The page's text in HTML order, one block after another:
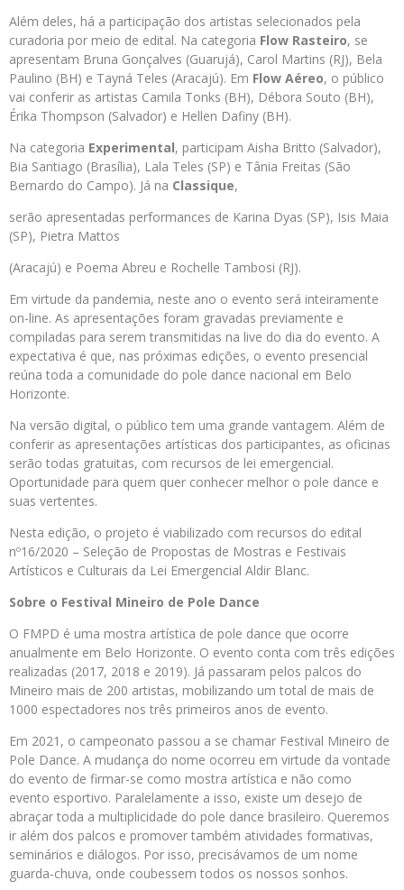
Além deles, há a participação dos artistas selecionados pela
curadoria por meio de edital. Na categoria Flow Rasteiro, se
apresentam Bruna Gonçalves (Guarujá), Carol Martins (RJ), Bela
Paulino (BH) e Tayná Teles (Aracajú). Em Flow Aéreo, o público
vai conferir as artistas Camila Tonks (BH), Débora Souto (BH),
Érika Thompson (Salvador) e Hellen Dafiny (BH).
Na categoria Experimental, participam Aisha Britto (Salvador),
Bia Santiago (Brasília), Lala Teles (SP) e Tânia Freitas (São
Bernardo do Campo). Já na Classique,
serão apresentadas performances de Karina Dyas (SP), Isis Maia
(SP), Pietra Mattos
(Aracajú) e Poema Abreu e Rochelle Tambosi (RJ).
Em virtude da pandemia, neste ano o evento será inteiramente
on-line. As apresentações foram gravadas previamente e
compiladas para serem transmitidas na live do dia do evento. A
expectativa é que, nas próximas edições, o evento presencial
reúna toda a comunidade do pole dance nacional em Belo
Horizonte.
Na versão digital, o público tem uma grande vantagem. Além de
conferir as apresentações artísticas dos participantes, as oficinas
serão todas gratuitas, com recursos de lei emergencial.
Oportunidade para quem quer conhecer melhor o pole dance e
suas vertentes.
Nesta edição, o projeto é viabilizado com recursos do edital
nº16/2020 – Seleção de Propostas de Mostras e Festivais
Artísticos e Culturais da Lei Emergencial Aldir Blanc.
Sobre o Festival Mineiro de Pole Dance
O FMPD é uma mostra artística de pole dance que ocorre
anualmente em Belo Horizonte. O evento conta com três edições
realizadas (2017, 2018 e 2019). Já passaram pelos palcos do
Mineiro mais de 200 artistas, mobilizando um total de mais de
1000 espectadores nos três primeiros anos de evento.
Em 2021, o campeonato passou a se chamar Festival Mineiro de
Pole Dance. A mudança do nome ocorreu em virtude da vontade
do evento de firmar-se como mostra artística e não como
evento esportivo. Paralelamente a isso, existe um desejo de
abraçar toda a multiplicidade do pole dance brasileiro. Queremos
ir além dos palcos e promover também atividades formativas,
seminários e diálogos. Por isso, precisávamos de um nome
guarda-chuva, onde coubessem todos os nossos sonhos.